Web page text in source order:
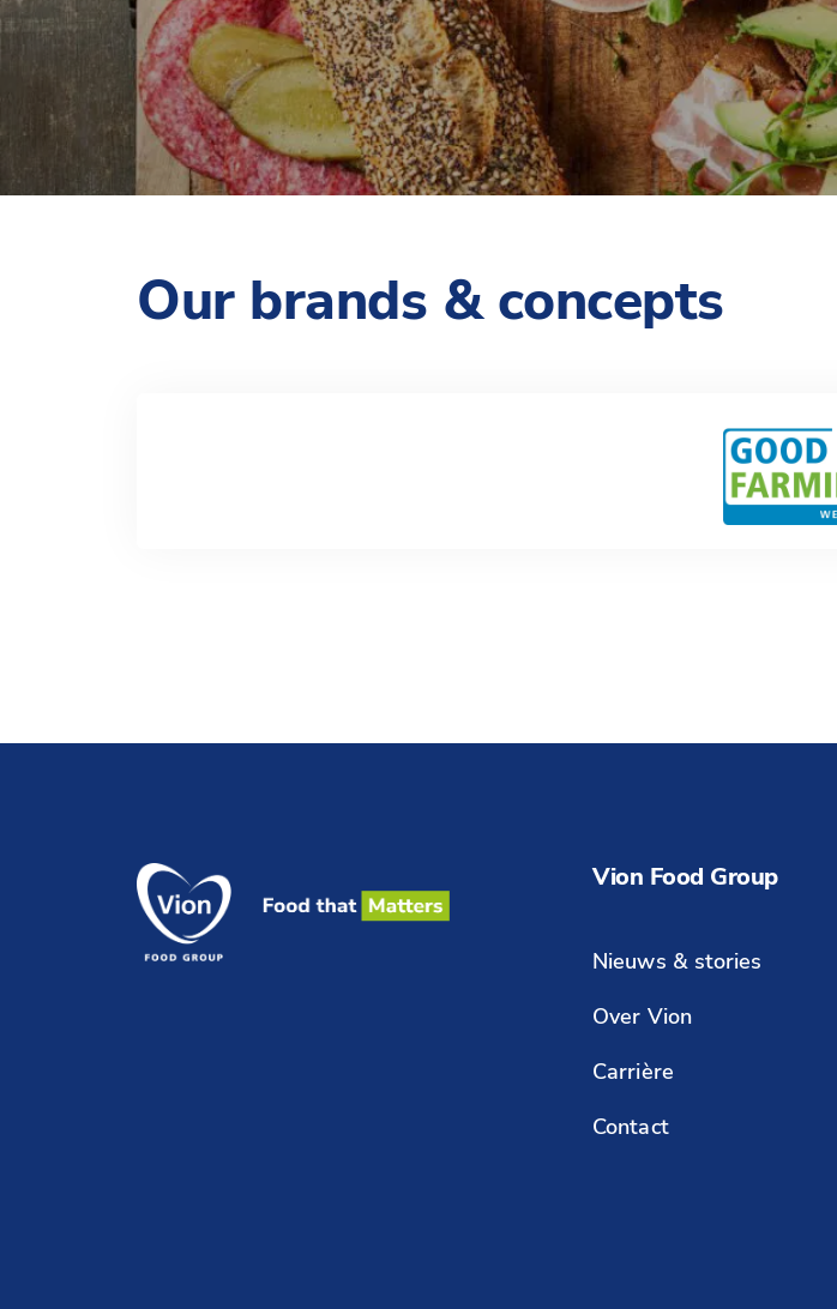
Our brands & concepts
Vion Food Group
Nieuws & stories
Over Vion
Carrière
Contact